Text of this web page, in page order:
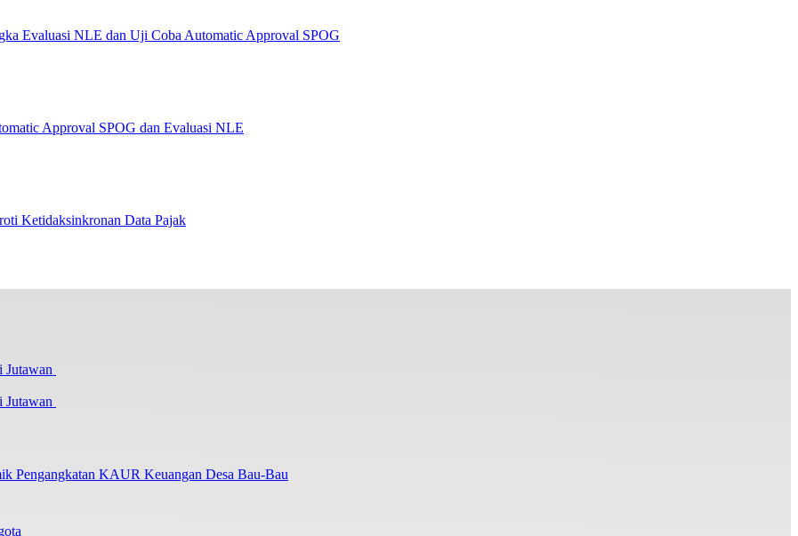
Evaluasi NLE dan Uji Coba Automatic Approval SPOG
Approval SPOG dan Evaluasi NLE
Ketidaksinkronan Data Pajak
Jutawan
Pengangkatan KAUR Keuangan Desa Bau-Bau